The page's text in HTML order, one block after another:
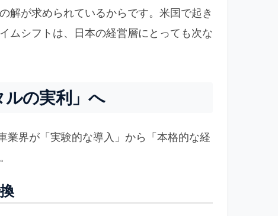
解が求められているからです。米国で起き
ムシフトは、日本の経営層にとっても次な
ルの実利」へ
業界が「実験的な導入」から「本格的な経